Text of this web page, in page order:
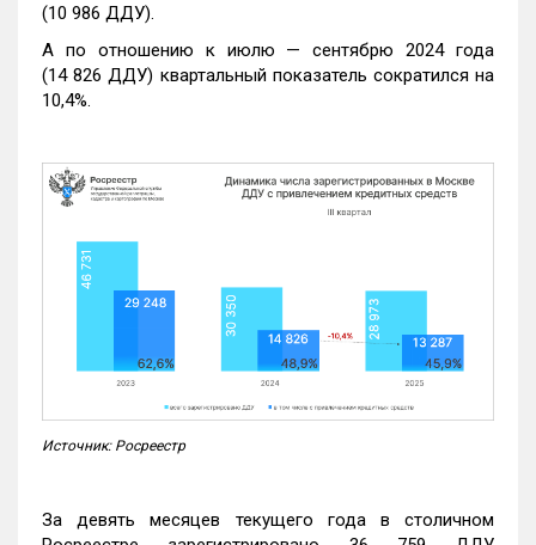
(10 986 ДДУ).
А по отношению к июлю — сентябрю 2024 года
(14 826 ДДУ) квартальный показатель сократился на
10,4%.
Источник: Росреестр
За девять месяцев текущего года в столичном